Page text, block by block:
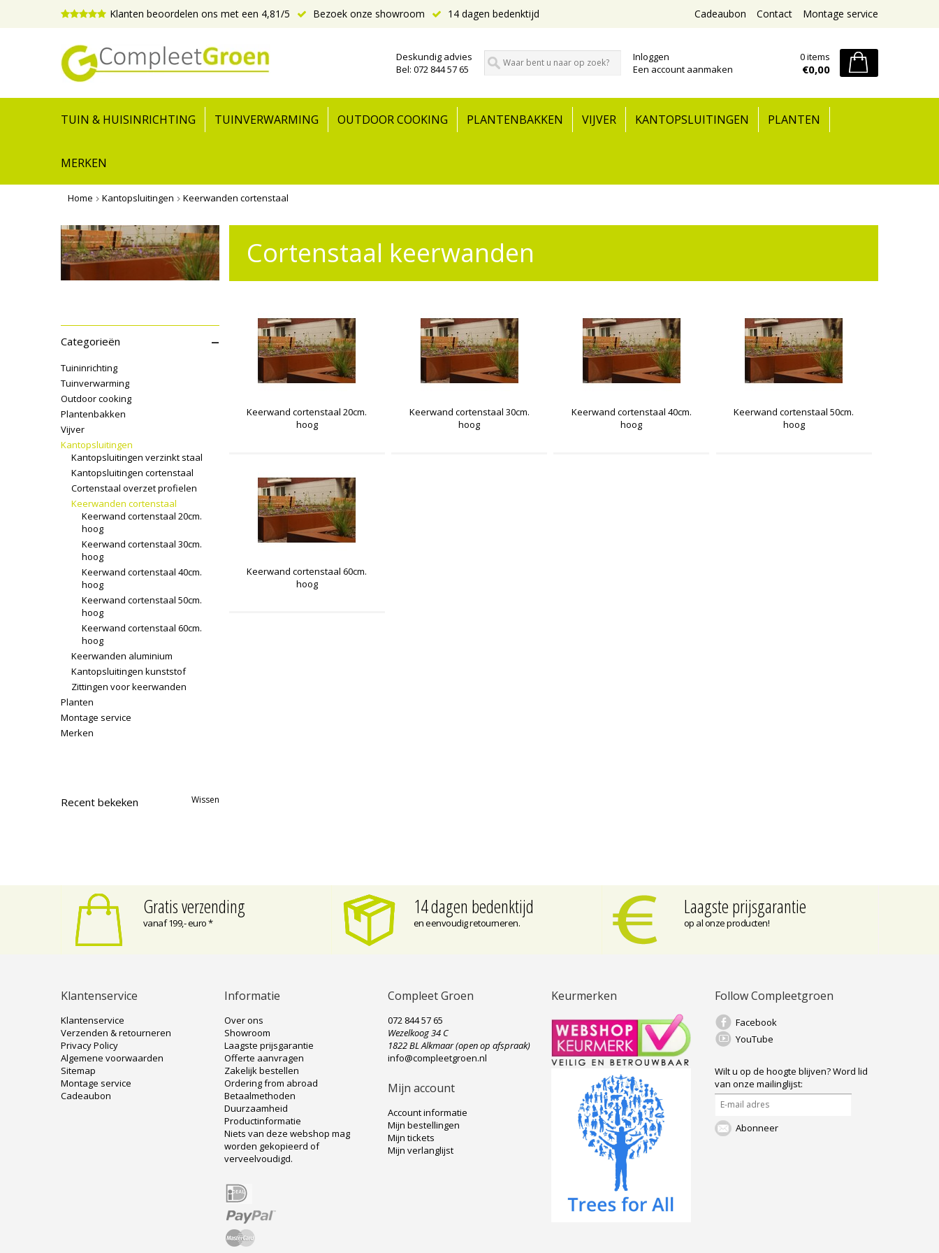
Klanten beoordelen ons met een 4,81/5 Bezoek onze showroom 14 dagen bedenktijd Montage service
Contact
Cadeaubon
Deskundig advies
Bel: 072 844 57 65
Inloggen
Een account aanmaken
0 items
€0,00
TUIN & HUISINRICHTING TUINVERWARMING OUTDOOR COOKING PLANTENBAKKEN VIJVER KANTOPSLUITINGEN PLANTEN
MERKEN
Home Kantopsluitingen Keerwanden cortenstaal
Cortenstaal keerwanden
Keerwand cortenstaal 20cm.
hoog
Keerwand cortenstaal 30cm.
hoog
Keerwand cortenstaal 40cm.
hoog
Keerwand cortenstaal 50cm.
hoog
Keerwand cortenstaal 60cm.
hoog
Categorieën –
Tuininrichting
Tuinverwarming
Outdoor cooking
Plantenbakken
Vijver
Kantopsluitingen
Kantopsluitingen verzinkt staal
Kantopsluitingen cortenstaal
Cortenstaal overzet profielen
Keerwanden cortenstaal
Keerwand cortenstaal 20cm.
hoog
Keerwand cortenstaal 30cm.
hoog
Keerwand cortenstaal 40cm.
hoog
Keerwand cortenstaal 50cm.
hoog
Keerwand cortenstaal 60cm.
hoog
Keerwanden aluminium
Kantopsluitingen kunststof
Zittingen voor keerwanden
Planten
Montage service
Merken
Recent bekeken Wissen
Gratis verzending
vanaf 199,- euro *
14 dagen bedenktijd
en eenvoudig retourneren.
Laagste prijsgarantie
op al onze producten!
Klantenservice
Klantenservice
Verzenden & retourneren
Privacy Policy
Algemene voorwaarden
Sitemap
Montage service
Cadeaubon
Informatie
Over ons
Showroom
Laagste prijsgarantie
Offerte aanvragen
Zakelijk bestellen
Ordering from abroad
Betaalmethoden
Duurzaamheid
Productinformatie
Niets van deze webshop mag
worden gekopieerd of
verveelvoudigd.
Compleet Groen
072 844 57 65
Wezelkoog 34 C
1822 BL Alkmaar (open op afspraak)
info@compleetgroen.nl
Mijn account
Account informatie
Mijn bestellingen
Mijn tickets
Mijn verlanglijst
Keurmerken Follow Compleetgroen
Facebook
YouTube
Wilt u op de hoogte blijven?Word lid
van onze mailinglijst:
Abonneer